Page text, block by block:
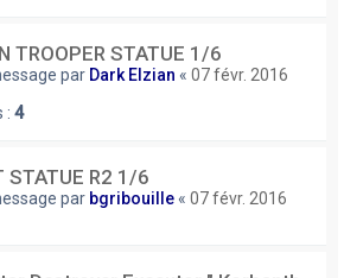
TROOPER STATUE 1/6
par Dark Elzian « 07 févr. 2016
: 4
STATUE R2 1/6
par bgribouille « 07 févr. 2016